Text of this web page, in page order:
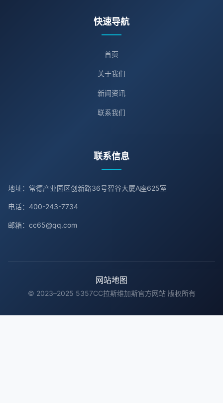
快速导航
首页
关于我们
新闻资讯
联系我们
联系信息
地址：常德产业园区创新路36号智谷大厦A座625室
电话：400-243-7734
邮箱：cc65@qq.com
网站地图
© 2023–2025 5357CC拉斯维加斯官方网站 版权所有